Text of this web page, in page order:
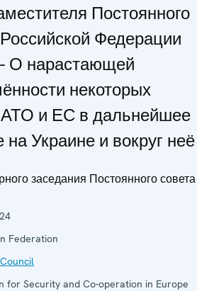
Постоянного
Федерации
О нарастающей
некоторых
и ЕС в дальнейшее
на Украине и вокруг неё
заседания Постоянного совета
Federation
for Security and Co-operation in Europe